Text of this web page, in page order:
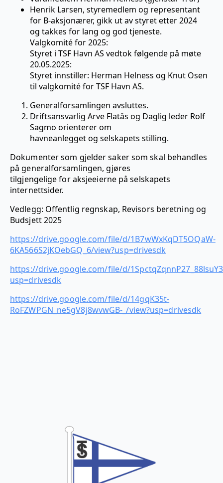
Henrik Larsen, styremedlem og representant
for B-aksjonærer, gikk ut av styret etter 2024
og takkes for lang og god tjeneste.
Valgkomité for 2025:
Styret i TSF Havn AS vedtok følgende på møte
20.05.2025:
Styret innstiller: Herman Helness og Knut Osen
til valgkomité for TSF Havn AS.
Generalforsamlingen avsluttes.
Driftsansvarlig Arve Flatås og Daglig leder Rolf
Sagmo orienterer om
havneanlegget og selskapets stilling.
Dokumenter som gjelder saker som skal behandles
på generalforsamlingen, gjøres
tilgjengelige for aksjeeierne på selskapets
internettsider.
Vedlegg: Offentlig regnskap, Revisors beretning og
Budsjett 2025
https://drive.google.com/file/d/1B7wWxKqDT5OQaW-
6KA566S2jKOebGQ_6/view?usp=drivesdk
https://drive.google.com/file/d/
usp=drivesdk
https://drive.google.com/file/d/14gqK35t-
RoFZWPGN_ne5gV8j8wvwGB-_/view?usp=drivesdk